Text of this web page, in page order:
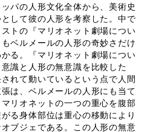
パの人形文化全体から、美術史
して彼の人形を考察した。中で
トの『マリオネット劇場につい
ベルメールの人形の奇妙さだけ
る。『マリオネット劇場につい
識と人形の無意識を比較した
れて動いているという点で人間
は、ベルメールの人形にも当て
リオネットの一つの重心を腹部
る身体部位は重心の移動により
ブジェである。この人形の無意